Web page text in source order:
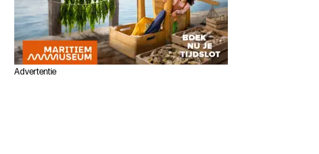
Advertentie